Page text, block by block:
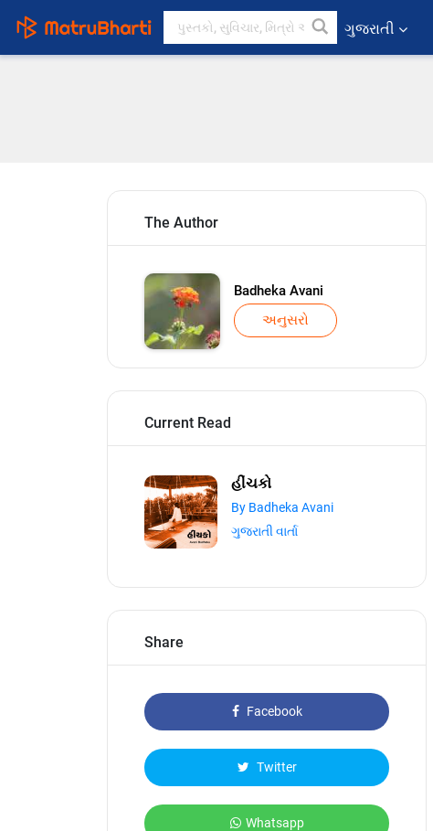
ગુજરાતી
The Author
Badheka Avani
અનુસરો
Current Read
હીંચકો
By Badheka Avani
ગુજરાતી વાર્તા
Share
Facebook
Twitter
Whatsapp